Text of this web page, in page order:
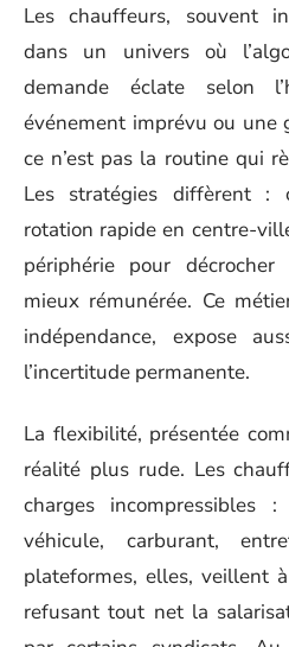
Les chauffeurs, souvent
dans un univers où
demande éclate selon
événement imprévu ou une
ce n’est pas la routine qui
Les stratégies diffèrent :
rotation rapide en centre-
périphérie pour
mieux rémunérée. Ce
indépendance, expose
l’incertitude permanente.
La flexibilité, présentée
réalité plus rude. Les
charges incompressibles
véhicule, carburant,
plateformes, elles, veillent
refusant tout net la